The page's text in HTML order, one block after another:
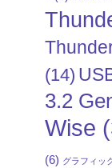
(14)
3.2
Wise
(6) グラフィッ